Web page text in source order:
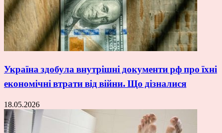
Україна здобула внутрішні документи рф про їхні
економічні втрати від війни. Що дізналися
18.05.2026